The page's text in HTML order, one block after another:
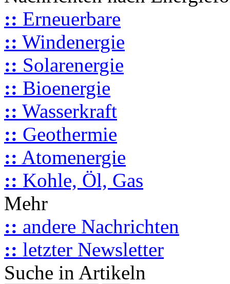
:: Erneuerbare
:: Windenergie
:: Solarenergie
:: Bioenergie
:: Wasserkraft
:: Geothermie
:: Atomenergie
:: Kohle, Öl, Gas
Mehr
:: andere Nachrichten
:: letzter Newsletter
Suche in Artikeln